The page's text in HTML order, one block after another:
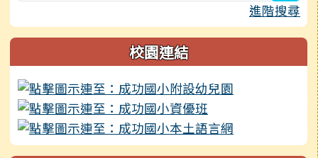
進階搜尋
校園連結